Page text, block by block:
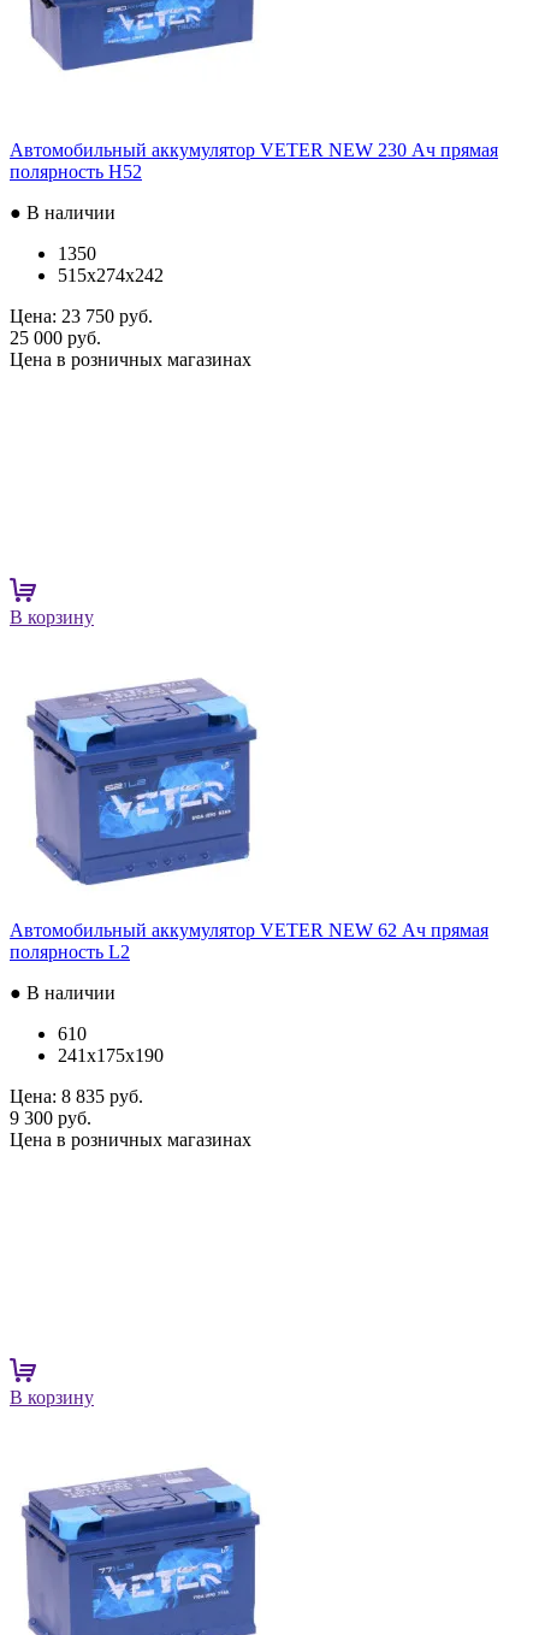
Автомобильный аккумулятор VETER NEW 230 Ач прямая
полярность H52
● В наличии
1350
515x274x242
Цена: 23 750 руб.
25 000 руб.
Цена в розничных магазинах
В корзину
Автомобильный аккумулятор VETER NEW 62 Ач прямая
полярность L2
● В наличии
610
241x175x190
Цена: 8 835 руб.
9 300 руб.
Цена в розничных магазинах
В корзину